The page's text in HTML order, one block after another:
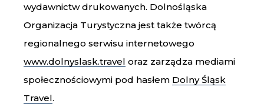
wydawnictw drukowanych. Dolnośląska
Organizacja Turystyczna jest także twórcą
regionalnego serwisu internetowego
www.dolnyslask.travel oraz zarządza mediami
społecznościowymi pod hasłem Dolny Śląsk
Travel.